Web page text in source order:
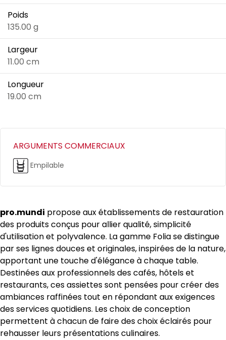
Poids
135.00 g
Largeur
11.00 cm
Longueur
19.00 cm
ARGUMENTS COMMERCIAUX
Empilable
pro.mundi propose aux établissements de restauration
des produits conçus pour allier qualité, simplicité
d'utilisation et polyvalence. La gamme Folia se distingue
par ses lignes douces et originales, inspirées de la nature,
apportant une touche d'élégance à chaque table.
Destinées aux professionnels des cafés, hôtels et
restaurants, ces assiettes sont pensées pour créer des
ambiances raffinées tout en répondant aux exigences
des services quotidiens. Les choix de conception
permettent à chacun de faire des choix éclairés pour
rehausser leurs présentations culinaires.